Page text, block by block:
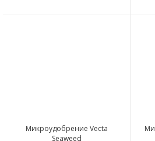
Микроудобрение Vecta
Seaweed